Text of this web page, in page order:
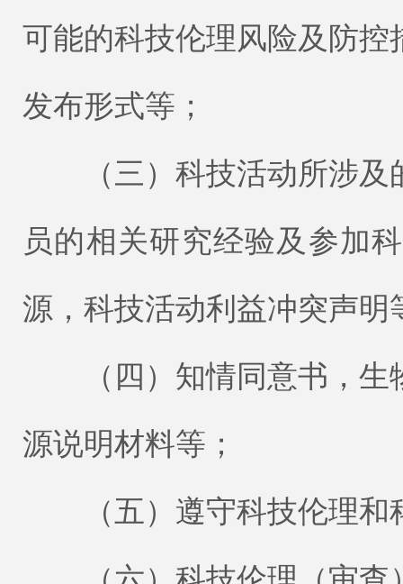
可能的科技伦理风险及防
发布形式等；
（三）科技活动所涉及
员的相关研究经验及参加
源，科技活动利益冲突声明
（四）知情同意书，生
源说明材料等；
（五）遵守科技伦理和